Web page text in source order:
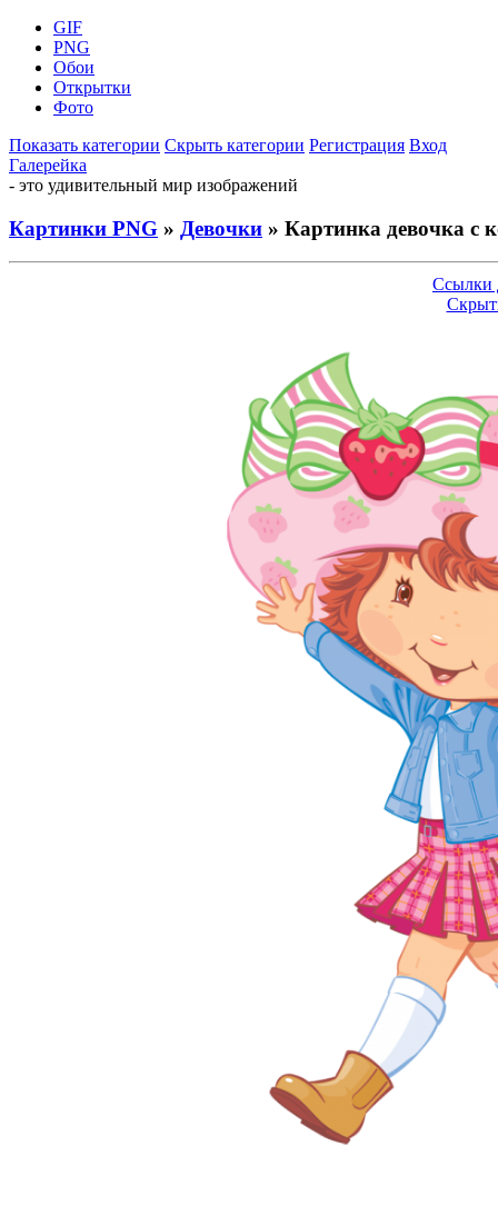
GIF
PNG
Обои
Открытки
Фото
Показать категории Скрыть категории Регистрация Вход
Галерейка
- это удивительный мир изображений
Картинки PNG » Девочки » Картинка девочка с
Ссылки